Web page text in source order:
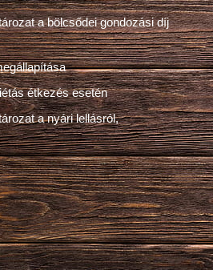
a bölcsődei gondozási díj
étkezés esetén
a nyári lellásról,